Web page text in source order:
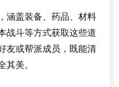
涵盖装备、药品、材料
战斗等方式获取这些道
友或帮派成员，既能清
美。